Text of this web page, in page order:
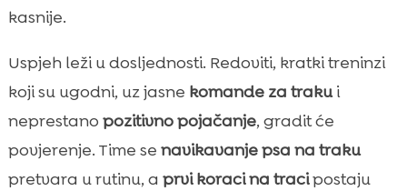
kasnije.
Uspjeh leži u dosljednosti. Redoviti, kratki treninzi
koji su ugodni, uz jasne komande za trakui
neprestano pozitivno pojačanje, gradit će
povjerenje. Time se navikavanje psa na traku
pretvara u rutinu, a prvi koraci na tracipostaju